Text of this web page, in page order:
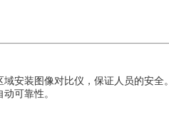
安装图像对比仪，保证人员的安全。
可靠性。